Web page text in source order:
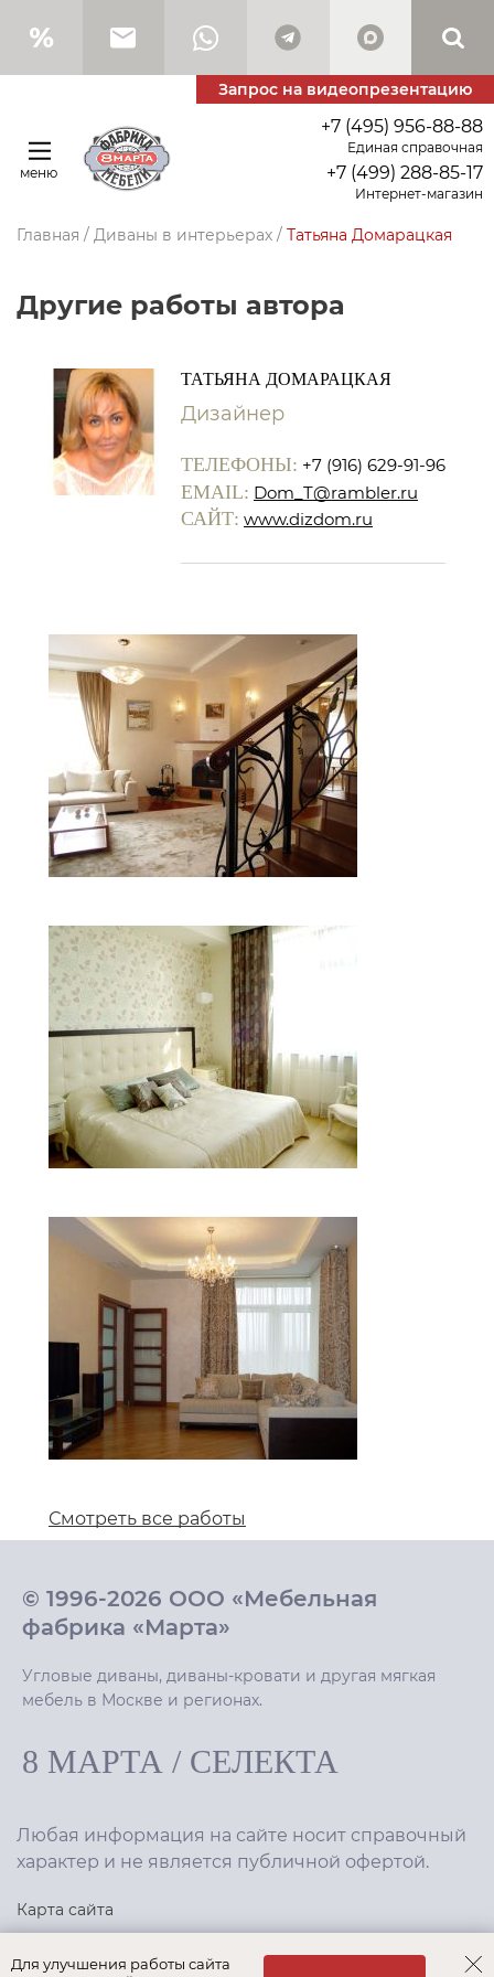
Запрос на видеопрезентацию
меню
+7 (495) 956-88-88
Единая справочная
+7 (499) 288-85-17
Интернет-магазин
Главная / Диваны в интерьерах / Татьяна Домарацкая
Другие работы автора
ТАТЬЯНА ДОМАРАЦКАЯ
Дизайнер
ТЕЛЕФОНЫ: +7 (916) 629-91-96
EMAIL: Dom_T@rambler.ru
САЙТ: www.dizdom.ru
Смотреть все работы
© 1996-2026 ООО «Мебельная
фабрика «Марта»
Угловые диваны, диваны-кровати и другая мягкая
мебель в Москве и регионах.
8 МАРТА / СЕЛЕКТА
Любая информация на сайте носит справочный
характер и не является публичной офертой.
Карта сайта
Политика конфиденциальности
Для улучшения работы сайта